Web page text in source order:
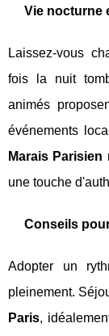
Vie nocturne
Laissez-vous
fois la nuit
animés
événements
Marais Parisien
une touche
Conseils
Adopter un
pleinement.
Paris,